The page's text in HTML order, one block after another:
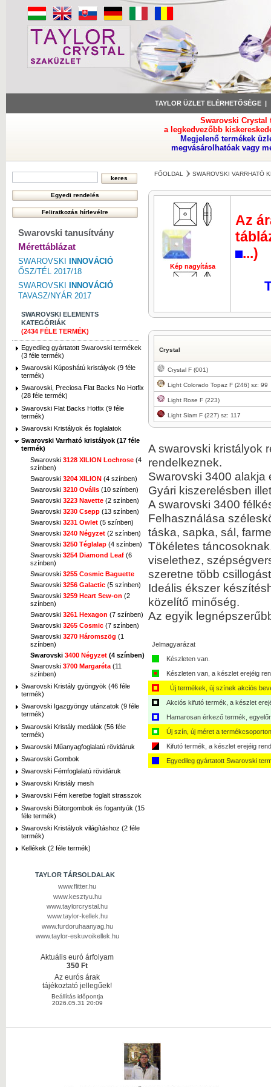
TAYLOR ÜZLET ELÉRHETŐSÉGE
Swarovski Crystal
a legkedvezőbb
Megjelenő termékek
megvásárolhatóak vagy
Swarovski tanusítvány
Mérettáblázat
SWAROVSKI
INNOVÁCIÓ
ŐSZ/TÉL 2017/18
SWAROVSKI
INNOVÁCIÓ
TAVASZ/NYÁR 2017
SWAROVSKI ELEMENTS
KATEGÓRIÁK
(2434 FÉLE TERMÉK)
Egyedileg gyártatott Swarovski termékek
(3 féle termék)
Swarovski Kúposhátú kristályok (9 féle
termék)
Swarovski, Preciosa Flat Backs No Hotfix
(28 féle termék)
Swarovski Flat Backs Hotfix (9 féle
termék)
Swarovski Kristályok és foglalatok
Swarovski Varrható kristályok (17 féle
termék)
Swarovski 3128 XILION Lochrose (4
színben)
Swarovski 3204 XILION (4 színben)
Swarovski 3210 Ovális (10 színben)
Swarovski 3223 Navette (2 színben)
Swarovski 3230 Csepp (13 színben)
Swarovski 3231 Owlet (5 színben)
Swarovski 3240 Négyzet (2 színben)
Swarovski 3250 Téglalap (4 színben)
Swarovski 3254 Diamond Leaf (6
színben)
Swarovski 3255 Cosmic Baguette
Swarovski 3256 Galactic (5 színben)
Swarovski 3259 Heart Sew-on (2
színben)
Swarovski 3261 Hexagon (7 színben)
Swarovski 3265 Cosmic (7 színben)
Swarovski 3270 Háromszög (1
színben)
Swarovski 3400 Négyzet (4 színben)
Swarovski 3700 Margaréta (11
színben)
Swarovski Kristály gyöngyök (46 féle
termék)
Swarovski Igazgyöngy utánzatok (9 féle
termék)
Swarovski Kristály medálok (56 féle
termék)
Swarovski Műanyagfoglalatú rövidáruk
Swarovski Gombok
Swarovski Fémfoglalatú rövidáruk
Swarovski Kristály mesh
Swarovski Fém keretbe foglalt strasszok
Swarovski Bútorgombok és fogantyúk (15
féle termék)
Swarovski Kristályok világításhoz (2 féle
termék)
Kellékek (2 féle termék)
TAYLOR TÁRSOLDALAK
www.flitter.hu
www.kesztyu.hu
www.taylorcrystal.hu
www.taylor-kellek.hu
www.furdoruhaanyag.hu
www.taylor-eskuvoikellek.hu
Aktuális euró árfolyam
350 Ft
Az eurós árak
tájékoztató jellegűek!
Beállítás időpontja
2026.05.31 20:09
FŐOLDAL SWAROVSKI VARRHATÓ
Kép nagyítása
Kép nagyítása
Kép nagyítása
Kép nagyítása
Kép nagyítása
Az
...)
Crystal
Crystal F (001)
Light Colorado Topaz F (246) sz: 99
Light Rose F (223)
Light Siam F (227) sz: 117
A swarovski kristályok
rendelkeznek.
Swarovski 3400 alakja
Gyári kiszerelésben
A swarovski 3400
Felhasználása
táska, sapka, sál,
Tökéletes
viselethez,
szeretne több
Ideális ékszer
közelítő minőség.
Az egyik
Jelmagyarázat
Készleten van.
Készleten van, a készlet erejéig
Új termékek, új színek akciós
Akciós kifutó termék, a készlet
Hamarosan érkező termék,
Új szín, új méret a
Kifutó termék, a készlet erejéig
Egyedileg gyártatott Swarovski